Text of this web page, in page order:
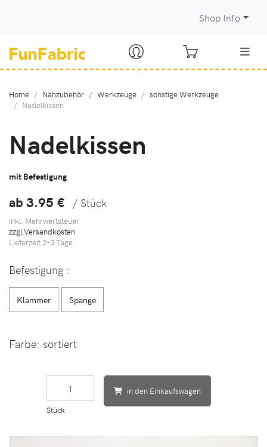
Shop Info
Home Nähzubehör Werkzeuge
sonstige Werkzeuge
Nadelkissen
Nadelkissen
mit Befestigung
ab 3.95 € / Stück
inkl. Mehrwertsteuer
zzgl.Versandkosten
Lieferzeit 2-3Tage
Befestigung :
Klammer Spange
Farbe: sortiert
Stück
in den Einkaufswagen